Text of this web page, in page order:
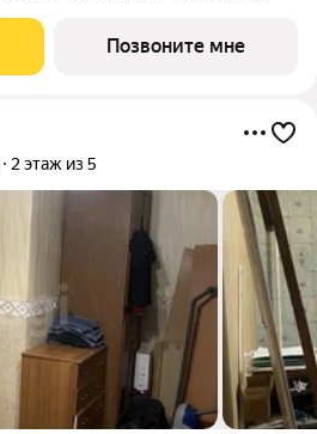
Позвоните мне
2 этаж из 5